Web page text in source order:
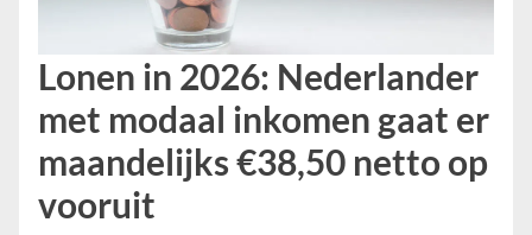
Lonen in 2026: Nederlander
met modaal inkomen gaat er
maandelijks €38,50 netto op
vooruit